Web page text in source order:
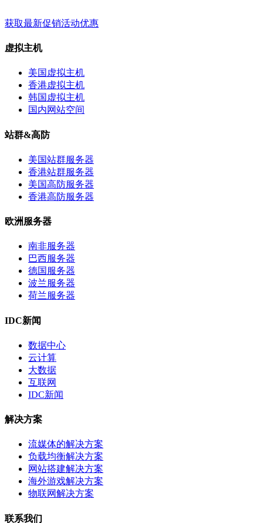
获取最新促销活动优惠
虚拟主机
美国虚拟主机
香港虚拟主机
韩国虚拟主机
国内网站空间
站群&高防
美国站群服务器
香港站群服务器
美国高防服务器
香港高防服务器
欧洲服务器
南非服务器
巴西服务器
德国服务器
波兰服务器
荷兰服务器
IDC新闻
数据中心
云计算
大数据
互联网
IDC新闻
解决方案
流媒体的解决方案
负载均衡解决方案
网站搭建解决方案
海外游戏解决方案
物联网解决方案
联系我们